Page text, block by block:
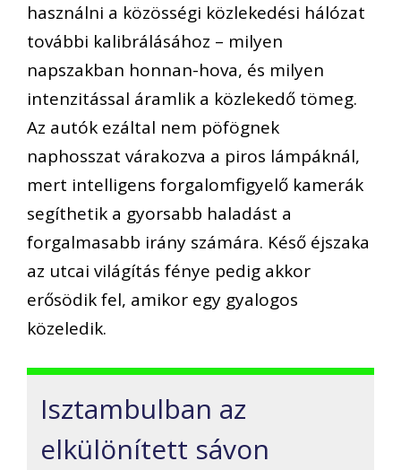
használni a közösségi közlekedési hálózat
további kalibrálásához – milyen
napszakban honnan-hova, és milyen
intenzitással áramlik a közlekedő tömeg.
Az autók ezáltal nem pöfögnek
naphosszat várakozva a piros lámpáknál,
mert intelligens forgalomfigyelő kamerák
segíthetik a gyorsabb haladást a
forgalmasabb irány számára. Késő éjszaka
az utcai világítás fénye pedig akkor
erősödik fel, amikor egy gyalogos
közeledik.
Isztambulban az
elkülönített sávon